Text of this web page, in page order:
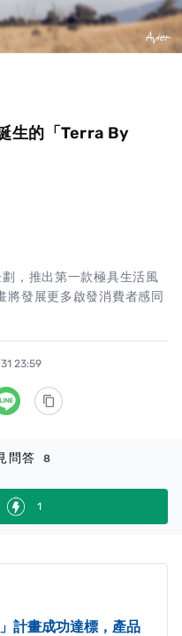
生的「Terra By
，推出第一款極具生活風
將發展更多啟發消費者感同
23:59
問答 8
1
計畫成功達標，產品